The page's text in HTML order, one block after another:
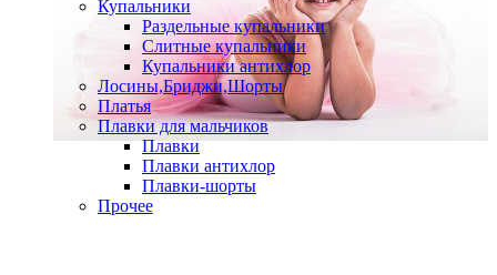
Купальники
Раздельные купальники
Слитные купальники
Купальники антихлор
Лосины,Бриджи,Шорты
Платья
Плавки для мальчиков
Плавки
Плавки антихлор
Плавки-шорты
Прочее